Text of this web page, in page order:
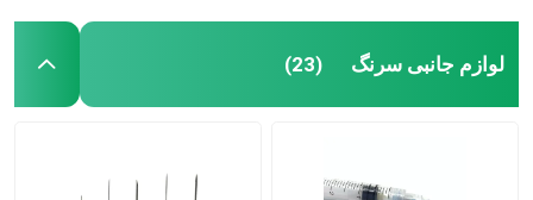
لوازم جانبی سرنگ (23)